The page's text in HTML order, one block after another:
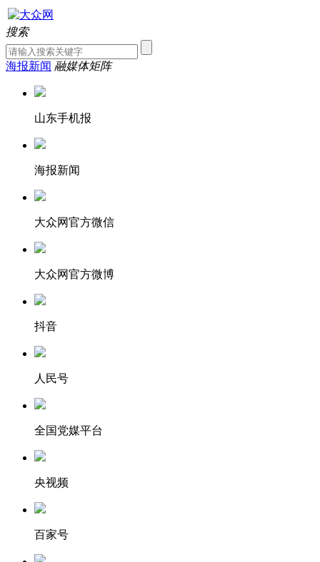
搜索
海报新闻 融媒体矩阵
山东手机报
海报新闻
大众网官方微信
大众网官方微博
抖音
人民号
全国党媒平台
央视频
百家号